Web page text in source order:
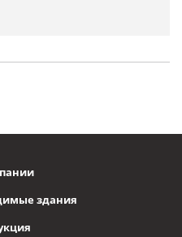
здания